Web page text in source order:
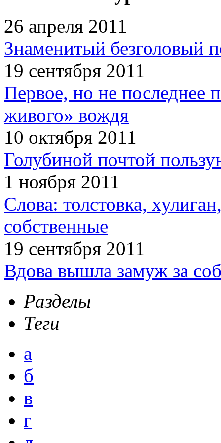
26 апреля 2011
Знаменитый безголовый
19 сентября 2011
Первое, но не последнее
живого» вождя
10 октября 2011
Голубиной почтой
1 ноября 2011
Слова: толстовка,
собственные
19 сентября 2011
Вдова вышла замуж за
Разделы
Теги
а
б
в
г